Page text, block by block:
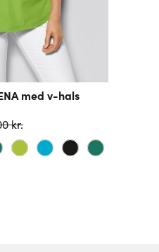
med v-hals
kr.